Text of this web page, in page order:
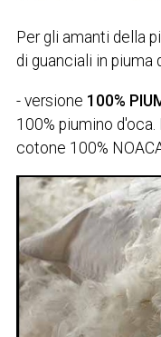
Per gli amanti della
di guanciali in piuma
- versione 100%
100% piumino
cotone 100%